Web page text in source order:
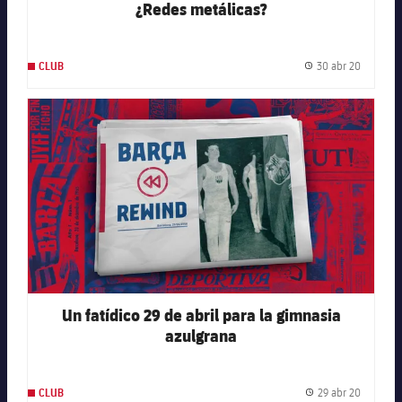
¿Redes metálicas?
CLUB Fecha
30 abr 20
FC Barcelona club badge
Un fatídico 29 de abril para la gimnasia
azulgrana
CLUB Fecha
29 abr 20